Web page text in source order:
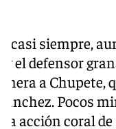
casi siempre,
y el defensor
a
Pocos
acción coral